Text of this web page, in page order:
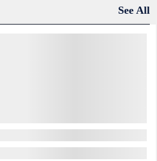
See All